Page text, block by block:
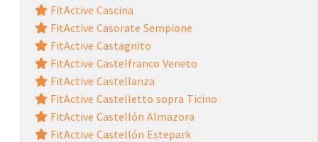
FitActive Cascina
FitActive Casorate Sempione
FitActive Castagnito
FitActive Castelfranco Veneto
FitActive Castellanza
FitActive Castelletto sopra Ticino
FitActive Castellón Almazora
FitActive Castellón Estepark